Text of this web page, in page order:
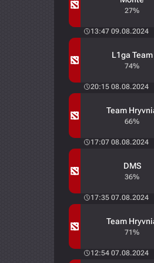
27%
13:47 09.08.2024
L1ga Team
74%
20:15 08.08.2024
Team
66%
17:07 08.08.2024
DMS
36%
17:35 07.08.2024
Team
71%
12:54 07.08.2024